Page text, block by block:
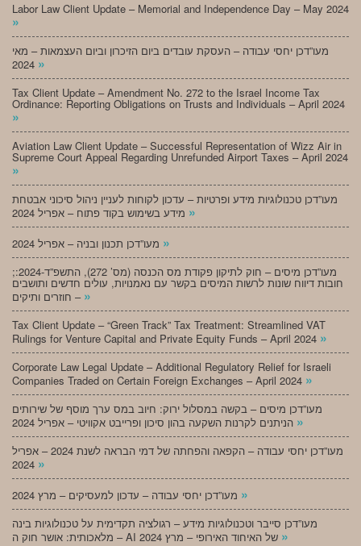
Labor Law Client Update – Memorial and Independence Day – May 2024
»
מעו”דכן יחסי עבודה – העסקת עובדים ביום הזיכרון וביום העצמאות – מאי
»
Tax Client Update – Amendment No. 272 to the Israel Income Tax
Ordinance: Reporting Obligations on Trusts and Individuals – April 2024
»
Aviation Law Client Update – Successful Representation of Wizz Air in
Supreme Court Appeal Regarding Unrefunded Airport Taxes – April 2024
»
מעו”דכן טכנולוגיות מידע ופרטיות – עדכון לקוחות לעניין ניהול סיכוני אבטחת
»
»
;מעו”דכן מיסים – חוק לתיקון פקודת מס הכנסה (מס’ 272), התשפ”ד-2024:
חובות דיווח שונות לרשות המיסים בקשר עם נאמנויות, עולים חדשים ותושבים
חוזרים ותיקים – »
Tax Client Update – “Green Track” Tax Treatment: Streamlined VAT
Rulings for Venture Capital and Private Equity Funds – April 2024 »
Corporate Law Legal Update – Additional Regulatory Relief for Israeli
Companies Traded on Certain Foreign Exchanges – April 2024 »
מעו”דכן מיסים – בקשה במסלול ירוק: חיוב במס ערך מוסף של שירותים
»
מעו”דכן יחסי עבודה – הקפאה והפחתה של דמי הבראה לשנת 2024 – אפריל
»
»
מעו”דכן סייבר וטכנולוגיות מידע – רגולציה תקדימית על טכנולוגיות בינה
»